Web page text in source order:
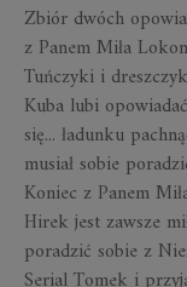
Zbiór dwóch
z Panem Miła
Tuńczyki i
Kuba lubi
się... ładunku
musiał sobie
Koniec z Panem
Hirek jest zawsze
poradzić sobie z